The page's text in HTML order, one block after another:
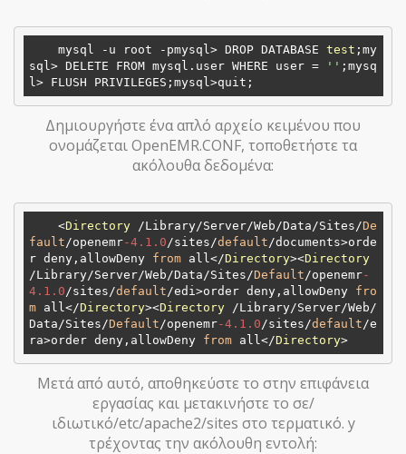
    mysql -u root -pmysql> DROP DATABASE
test ;my
sql> DELETE FROM mysql.user WHERE user =
'' ;mysq
Δημιουργήστε ένα απλό αρχείο κειμένου που
ονομάζεται OpenEMR.CONF, τοποθετήστε τα
ακόλουθα δεδομένα:
    <
Directory /Library/Server/Web/Data/Sites/De
fault /openemr-4.1 .0 /sites/default /documents>orde
r deny,allowDeny from all</Directory><Directory
/Library/Server/Web/Data/Sites/Default /openemr-
4.1 .0 /sites/default /edi>order deny,allowDeny fro
m all</Directory><Directory /Library/Server/Web/
Data/Sites/Default /openemr-4.1 .0 /sites/default /e
ra>order deny,allowDeny from all</Directory
Μετά από αυτό, αποθηκεύστε το στην επιφάνεια
εργασίας και μετακινήστε το σε/
ιδιωτικό/etc/apache2/sites στο τερματικό. y
τρέχοντας την ακόλουθη εντολή: